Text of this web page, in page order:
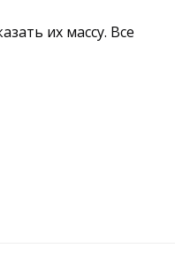
их массу. Все